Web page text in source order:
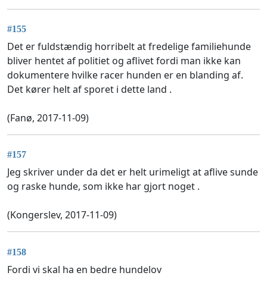
#155
Det er fuldstændig horribelt at fredelige familiehunde
bliver hentet af politiet og aflivet fordi man ikke kan
dokumentere hvilke racer hunden er en blanding af.
Det kører helt af sporet i dette land .
(Fanø, 2017-11-09)
#157
Jeg skriver under da det er helt urimeligt at aflive sunde
og raske hunde, som ikke har gjort noget .
(Kongerslev, 2017-11-09)
#158
Fordi vi skal ha en bedre hundelov